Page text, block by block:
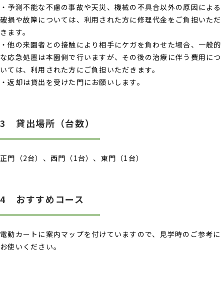
・予測不能な不慮の事故や天災、機械の不具合以外の原因による
破損や故障については、利用された方に修理代金をご負担いただ
きます。
・他の来園者との接触により相手にケガを負わせた場合、一般的
な応急処置は本園側で行いますが、その後の治療に伴う費用につ
いては、利用された方にご負担いただきます。
・返却は貸出を受けた門にお願いします。
3 貸出場所（台数）
正門（2台）、西門（1台）、東門（1台）
4 おすすめコース
電動カートに案内マップを付けていますので、見学時のご参考に
お使いください。